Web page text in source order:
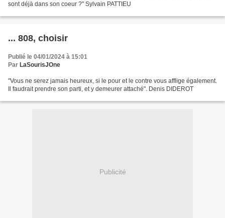
sont déjà dans son coeur ?" Sylvain PATTIEU
... 808, choisir
Publié le 04/01/2024 à 15:01
Par LaSourisJOne
"Vous ne serez jamais heureux, si le pour et le contre vous afflige également.
Il faudrait prendre son parti, et y demeurer attaché". Denis DIDEROT
Publicité